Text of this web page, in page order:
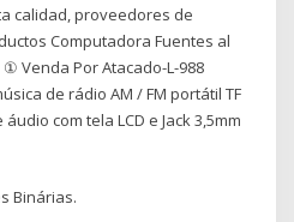
calidad, proveedores de
Computadora Fuentes al
Venda Por Atacado-L-988
de rádio AM / FM portátil TF
com tela LCD e Jack 3,5mm
Binárias.